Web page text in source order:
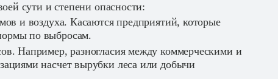
сути и степени опасности:
и воздуха. Касаются предприятий, которые
по выбросам.
Например, разногласия между коммерческими и
насчет вырубки леса или добычи